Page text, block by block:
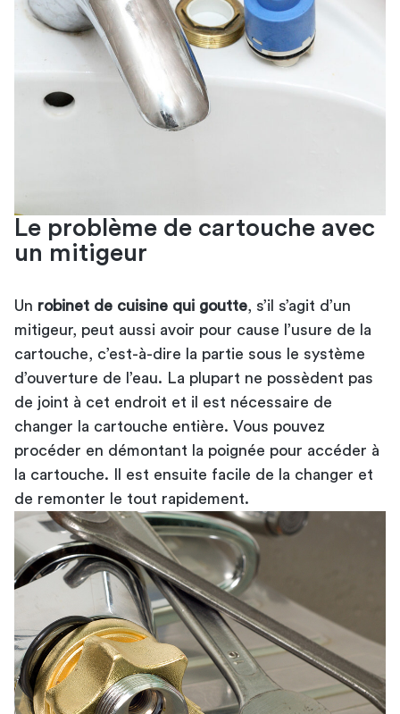
Le problème de cartouche avec
un mitigeur
Un robinet de cuisine qui goutte , s’il s’agit d’un
mitigeur, peut aussi avoir pour cause l’usure de la
cartouche, c’est-à-dire la partie sous le système
d’ouverture de l’eau. La plupart ne possèdent pas
de joint à cet endroit et il est nécessaire de
changer la cartouche entière. Vous pouvez
procéder en démontant la poignée pour accéder à
la cartouche. Il est ensuite facile de la changer et
de remonter le tout rapidement.